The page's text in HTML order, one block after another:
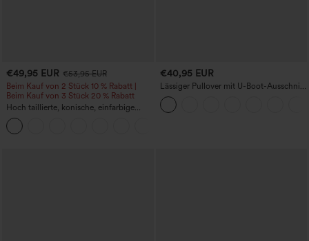
€49,95 EUR €53,95 EUR
Beim Kauf von 2 Stück 10 % Rabatt |
Beim Kauf von 3 Stück 20 % Rabatt
Hoch taillierte, konische, einfarbige
Anzughose mit Seitentaschen
€40,95 EUR
Lässiger Pullover mit U-Boot-Ausschnitt
und Fledermausärmeln.